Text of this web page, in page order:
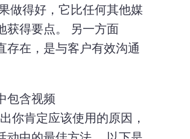
做得好，它比任何其他媒
得要点。
另一方面
存在，是与客户有效沟通
包含视频
你肯定应该使用的原因，